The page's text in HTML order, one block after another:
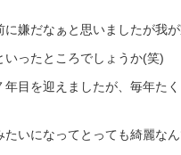
嫌だなぁと思いましたが我
ったところでしょうか(笑)
目を迎えましたが、毎年た
たいになってとっても綺麗な